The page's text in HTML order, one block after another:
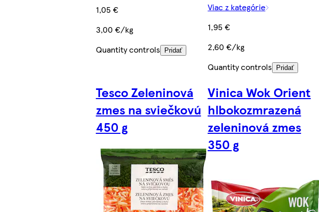
1,05 €
3,00 €/kg
Quantity controls
Pridať
Viac z kategórie
1,95 €
2,60 €/kg
Quantity controls
Pridať
Tesco Zeleninová
zmes na sviečkovú
450 g
Vinica Wok Orient
hlbokozmrazená
zeleninová zmes
350 g